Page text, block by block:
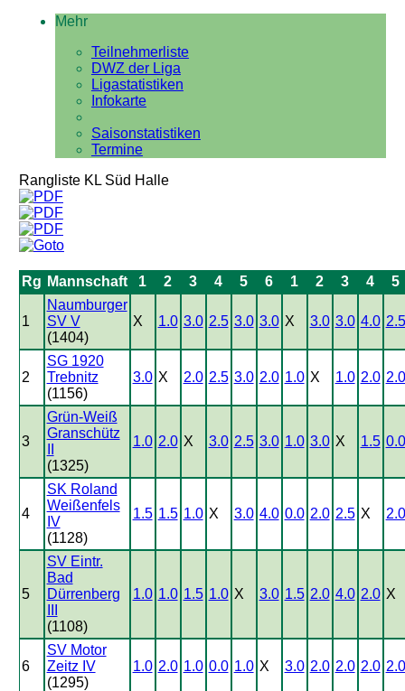
Mehr
Teilnehmerliste
DWZ der Liga
Ligastatistiken
Infokarte
Saisonstatistiken
Termine
Rangliste KL Süd Halle
Rg Mannschaft 1 2 3 4 5 6 1 2 3 4 5
1
Naumburger
SV V
(1404)
X 1.0 3.0 2.5 3.0 3.0 X 3.0 3.0 4.0 2.5
2
SG 1920
Trebnitz
(1156)
3.0 X 2.0 2.5 3.0 2.0 1.0 X 1.0 2.0 2.0
3
Grün-Weiß
Granschütz
(1325)
1.0 2.0 X 3.0 2.5 3.0 1.0 3.0 X 1.5 0.0
4
SK Roland
Weißenfels
IV
(1128)
1.5 1.5 1.0 X 3.0 4.0 0.0 2.0 2.5 X 2.0
5
SV Eintr.
Bad
Dürrenberg
(1108)
1.0 1.0 1.5 1.0 X 3.0 1.5 2.0 4.0 2.0 X
6
SV Motor
Zeitz IV
(1295)
1.0 2.0 1.0 0.0 1.0 X 3.0 2.0 2.0 2.0 2.0